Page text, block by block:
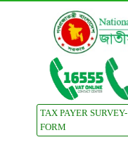
TAX PAYER SURVEY-
FORM